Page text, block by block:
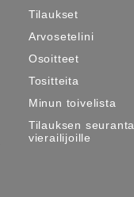
Tilaukset
Arvosetelini
Osoitteet
Tositteita
Minun toivelista
Tilauksen seuranta
vierailijoille